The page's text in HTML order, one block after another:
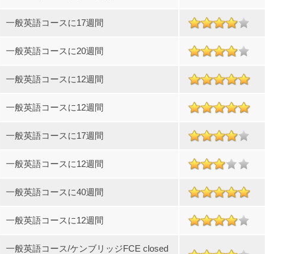
一般英語コースに17週間
一般英語コースに20週間
一般英語コースに12週間
一般英語コースに12週間
一般英語コースに17週間
一般英語コースに12週間
一般英語コースに40週間
一般英語コースに12週間
一般英語コース/ケンブリッジFCE closed